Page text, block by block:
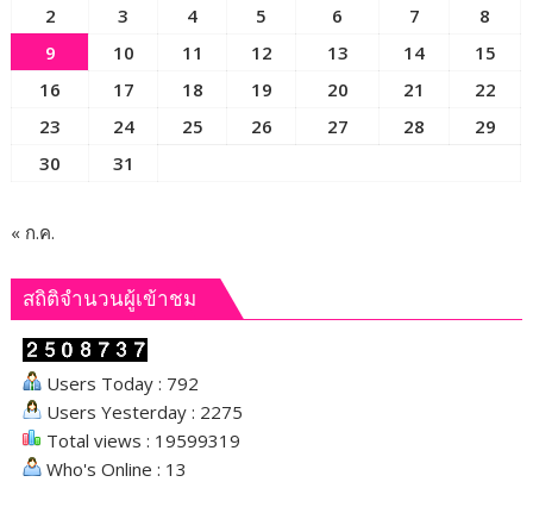
2
3 4 5 6 7
8
9
10 11 12 13 14
15
16
17 18 19 20 21
22
23
24 25 26 27 28
29
30
31
« ก.ค.
สถิติจำนวนผู้เข้าชม
Users Today : 792
Users Yesterday : 2275
Total views : 19599319
Who's Online : 13